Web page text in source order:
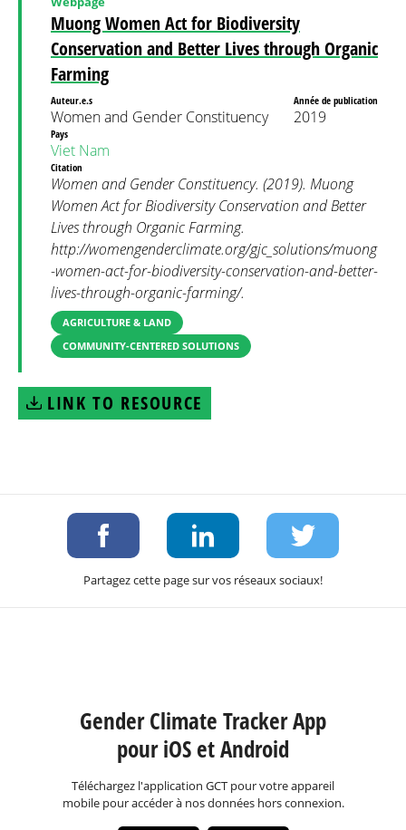
Muong Women Act for Biodiversity
Conservation and Better Lives through Organic
Farming
Auteur.e.s
Women and Gender Constituency
Année de publication
2019
Pays
Viet Nam
Citation
Women and Gender Constituency. (2019). Muong
Women Act for Biodiversity Conservation and Better
Lives through Organic Farming.
http://womengenderclimate.org/gjc_solutions/muong
-women-act-for-biodiversity-conservation-and-better-
lives-through-organic-farming/.
AGRICULTURE & LAND
COMMUNITY-CENTERED SOLUTIONS
LINK TO RESOURCE
Partagez cette page sur vos réseaux sociaux!
Gender Climate Tracker App
pour iOS et Android
Téléchargez l'application GCT pour votre appareil
mobile pour accéder à nos données hors connexion.